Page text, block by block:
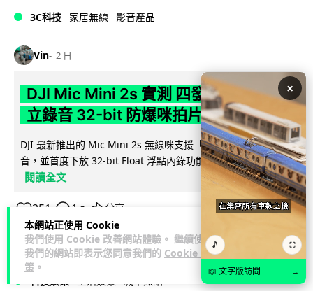
本網站正使用 Cookie
我們使用 Cookie 改善網站體驗。 繼續使用
我們的網站即表示您同意我們的 Cookie 政
策 。
3C科技 家居無線 影音產品
Vin 2 日
DJI Mic Mini 2s 實測 四發一收同步獨
立錄音 32-bit 防爆咪拍片必備
DJI 最新推出的 Mic Mini 2s 無線咪支援「四發一收」分軌錄
音，並首度下放 32-bit Float 浮點內錄功能。本文經實測其...
閱讀全文
251 1 ↗ 分享
科技娛樂 生活娛樂 城中熱話
×
🎵 ⛶
📖 文字版訪問 →